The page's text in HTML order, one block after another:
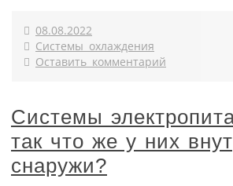
08.08.2022
Системы охлаждения
Оставить комментарий
Системы
так что же у них
снаружи?